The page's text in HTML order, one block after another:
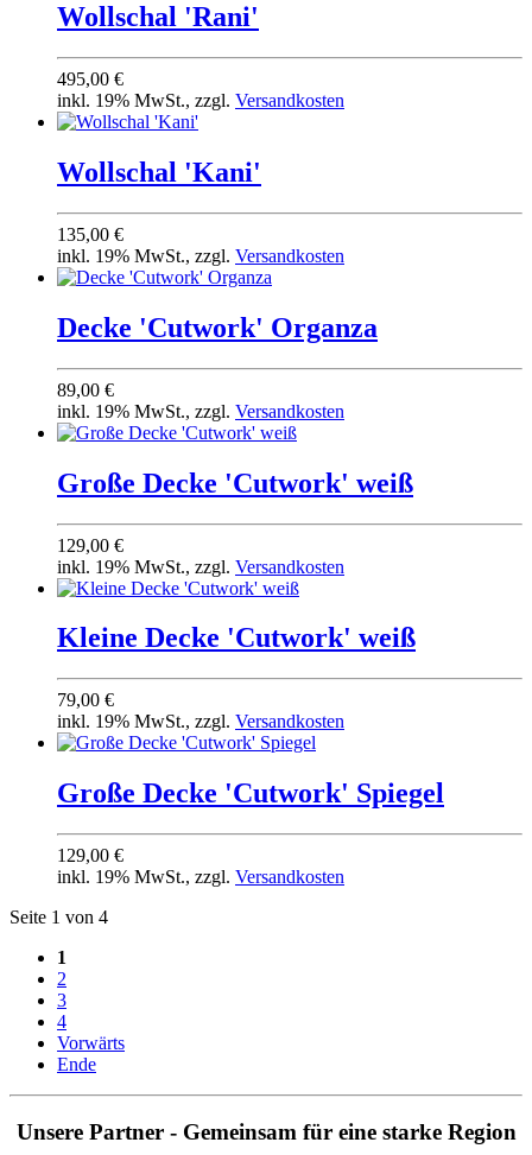
Wollschal 'Rani'
495,00 €
inkl. 19% MwSt., zzgl. Versandkosten
Wollschal 'Kani'
135,00 €
inkl. 19% MwSt., zzgl. Versandkosten
Decke 'Cutwork' Organza
89,00 €
inkl. 19% MwSt., zzgl. Versandkosten
Große Decke 'Cutwork' weiß
129,00 €
inkl. 19% MwSt., zzgl. Versandkosten
Kleine Decke 'Cutwork' weiß
79,00 €
inkl. 19% MwSt., zzgl. Versandkosten
Große Decke 'Cutwork' Spiegel
129,00 €
inkl. 19% MwSt., zzgl. Versandkosten
Seite 1 von 4
1
2
3
4
Vorwärts
Ende
Unsere Partner - Gemeinsam für eine starke Region